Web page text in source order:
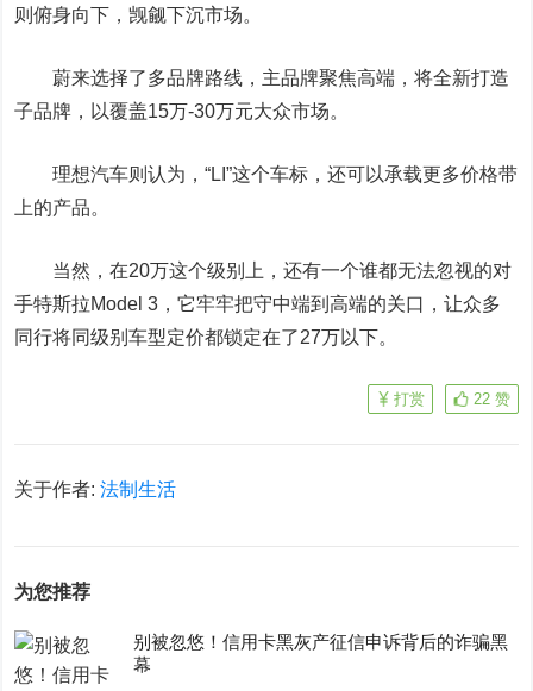
则俯身向下，觊觎下沉市场。
蔚来选择了多品牌路线，主品牌聚焦高端，将全新打造
子品牌，以覆盖15万-30万元大众市场。
理想汽车则认为，“LI”这个车标，还可以承载更多价格带
上的产品。
当然，在20万这个级别上，还有一个谁都无法忽视的对
手特斯拉Model 3，它牢牢把守中端到高端的关口，让众多
同行将同级别车型定价都锁定在了27万以下。
22 赞
打赏
关于作者:法制生活
为您推荐
别被忽悠！信用卡黑灰产征信申诉背后的诈骗黑
幕